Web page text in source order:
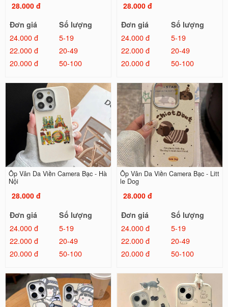
28.000 đ
Đơn giá
Số lượng
24.000 đ
5-19
22.000 đ
20-49
20.000 đ
50-100
28.000 đ
Đơn giá
Số lượng
24.000 đ
5-19
22.000 đ
20-49
20.000 đ
50-100
Ốp Vân Da Viền Camera Bạc - Hà
Nội
28.000 đ
Đơn giá
Số lượng
24.000 đ
5-19
22.000 đ
20-49
20.000 đ
50-100
Ốp Vân Da Viền Camera Bạc - Litt
le Dog
28.000 đ
Đơn giá
Số lượng
24.000 đ
5-19
22.000 đ
20-49
20.000 đ
50-100